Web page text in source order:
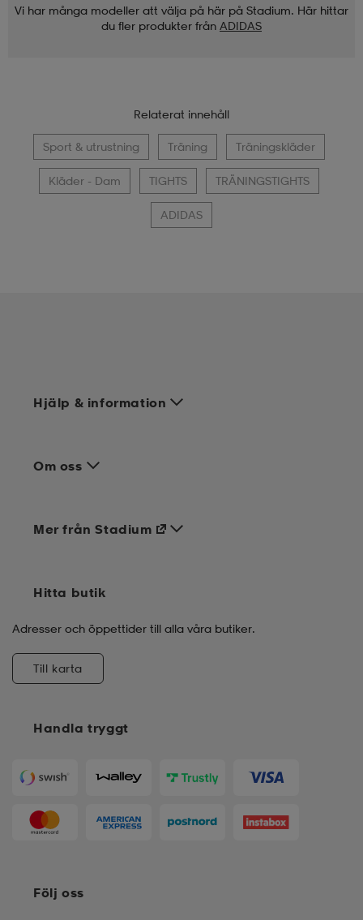
Vi har många modeller att välja på här på Stadium. Här hittar
du fler produkter från ADIDAS
Relaterat innehåll
Sport & utrustning Träning Träningskläder
Kläder - Dam TIGHTS TRÄNINGSTIGHTS
ADIDAS
Hjälp & information
Om oss
Handla tryggt
Mer från Stadium
Hitta butik
Adresser och öppettider till alla våra butiker.
Till karta
Följ oss